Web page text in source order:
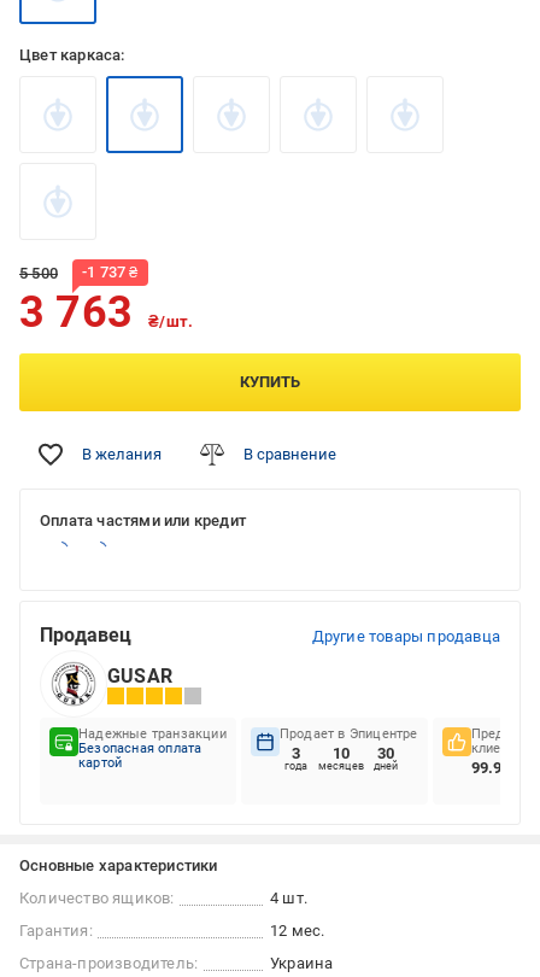
Цвет каркаса:
5 500 -1 737 ₴
3 763 ₴/шт.
КУПИТЬ
В желания В сравнение
Оплата частями или кредит
Продавец Другие товары продавца
GUSAR
Надежные транзакции
Безопасная оплата
картой
Продает в Эпицентре
3
года
10
месяцев
30
дней
клиентов
99.98%
Основные характеристики
Количество ящиков:
4 шт.
Гарантия:
12 мес.
Страна-производитель:
Украина